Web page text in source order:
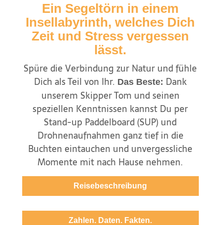
Ein Segeltörn in einem
Insellabyrinth, welches Dich
Zeit und Stress vergessen
lässt.
Spüre die Verbindung zur Natur und fühle
Dich als Teil von Ihr. Das Beste: Dank
unserem Skipper Tom und seinen
speziellen Kenntnissen kannst Du per
Stand-up Paddelboard (SUP) und
Drohnenaufnahmen ganz tief in die
Buchten eintauchen und unvergessliche
Momente mit nach Hause nehmen.
Reisebeschreibung
Zahlen. Daten. Fakten.